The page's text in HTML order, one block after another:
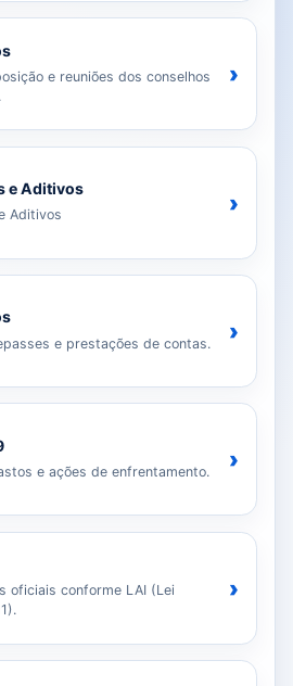
e reuniões dos conselhos
›
e Aditivos
Aditivos ›
e prestações de contas. ›
e ações de enfrentamento. ›
oficiais conforme LAI (Lei
›